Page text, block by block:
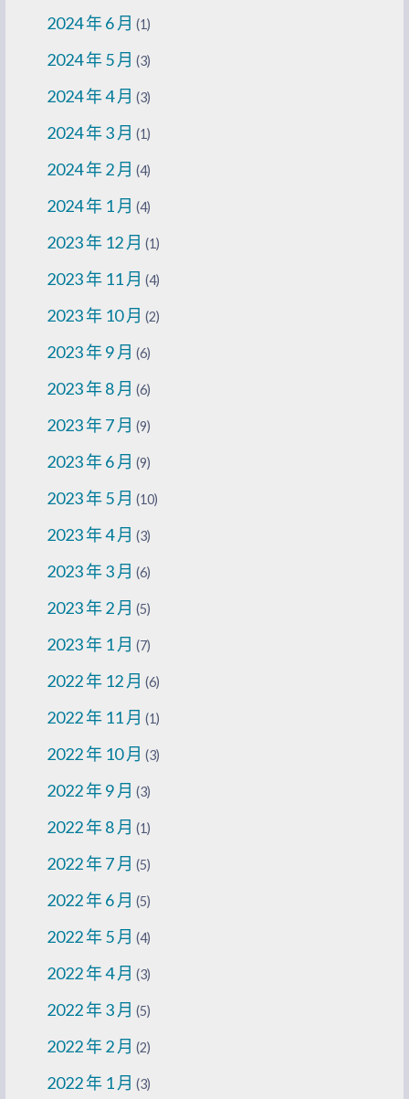
2024 年 6 月 (1)
2024 年 5 月 (3)
2024 年 4 月 (3)
2024 年 3 月 (1)
2024 年 2 月 (4)
2024 年 1 月 (4)
2023 年 12 月 (1)
2023 年 11 月 (4)
2023 年 10 月 (2)
2023 年 9 月 (6)
2023 年 8 月 (6)
2023 年 7 月 (9)
2023 年 6 月 (9)
2023 年 5 月 (10)
2023 年 4 月 (3)
2023 年 3 月 (6)
2023 年 2 月 (5)
2023 年 1 月 (7)
2022 年 12 月 (6)
2022 年 11 月 (1)
2022 年 10 月 (3)
2022 年 9 月 (3)
2022 年 8 月 (1)
2022 年 7 月 (5)
2022 年 6 月 (5)
2022 年 5 月 (4)
2022 年 4 月 (3)
2022 年 3 月 (5)
2022 年 2 月 (2)
2022 年 1 月 (3)